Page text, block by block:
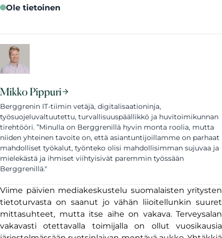
Ole tietoinen
Mikko Pippuri
Berggrenin IT-tiimin vetäjä, digitalisaationinja,
työsuojeluvaltuutettu, turvallisuuspäällikkö ja huvitoimikunnan
tirehtööri. ”Minulla on Berggrenillä hyvin monta roolia, mutta
niiden yhteinen tavoite on, että asiantuntijoillamme on parhaat
mahdolliset työkalut, työnteko olisi mahdollisimman sujuvaa ja
mielekästä ja ihmiset viihtyisivät paremmin työssään
Berggrenillä."
Viime päivien mediakeskustelu suomalaisten yritysten
tietoturvasta on saanut jo vähän liioitellunkin suuret
mittasuhteet, mutta itse aihe on vakava. Terveysalan
vakavasti otettavalla toimijalla on ollut vuosikausia